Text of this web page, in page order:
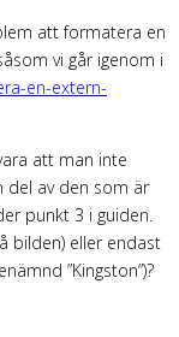
att formatera en
vi går igenom i
en-extern-
att man inte
del av den som är
punkt 3 i guiden.
bilden) eller endast
”Kingston”)?